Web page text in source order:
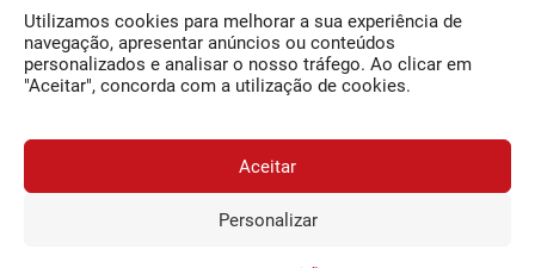
Utilizamos cookies para melhorar a sua experiência de
navegação, apresentar anúncios ou conteúdos
personalizados e analisar o nosso tráfego. Ao clicar em
"Aceitar", concorda com a utilização de cookies.
Aceitar
Personalizar
Siga-nos
Facebook
O Jornal da Bairrada
Contactos
Termos e Condições